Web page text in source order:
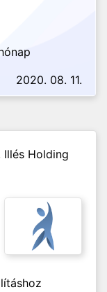
2020. 08. 11.
Illés Holding